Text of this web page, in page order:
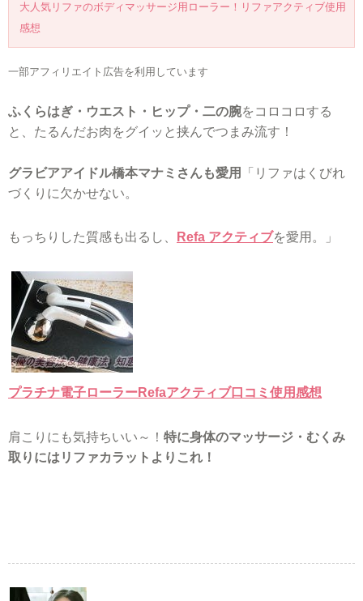
大人気リファのボディマッサージ用ローラー！リファアクティブ使用
感想
一部アフィリエイト広告を利用しています
ふくらはぎ・ウエスト・ヒップ・二の腕をコロコロする
と、たるんだお肉をグイッと挟んでつまみ流す！
グラビアアイドル橋本マナミさんも愛用
「リファはくびれ
づくりに欠かせない。
もっちりした質感も出るし、 Refa アクティブを愛用。」
プラチナ電子ローラーRefaアクティブ口コミ使用感想
肩こりにも気持ちいい～！ 特に身体のマッサージ・むくみ
取りにはリファカラットよりこれ！